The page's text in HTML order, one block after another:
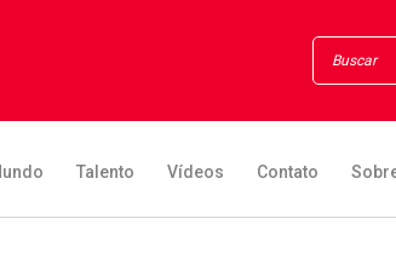
Talento Vídeos Contato